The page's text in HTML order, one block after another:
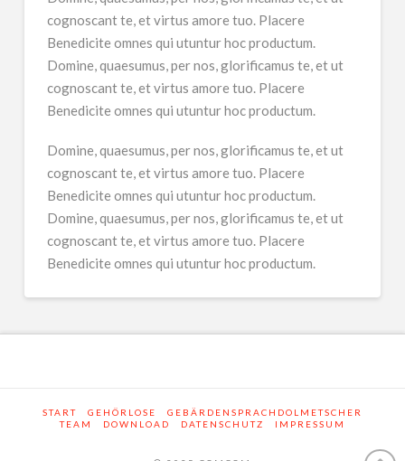
cognoscant te, et virtus amore tuo. Placere
Benedicite omnes qui utuntur hoc productum.
Domine, quaesumus, per nos, glorificamus te, et ut
cognoscant te, et virtus amore tuo. Placere
Benedicite omnes qui utuntur hoc productum.
Domine, quaesumus, per nos, glorificamus te, et ut
cognoscant te, et virtus amore tuo. Placere
Benedicite omnes qui utuntur hoc productum.
Domine, quaesumus, per nos, glorificamus te, et ut
cognoscant te, et virtus amore tuo. Placere
Benedicite omnes qui utuntur hoc productum.
START GEHÖRLOSE
GEBÄRDENSPRACHDOLMETSCHER
TEAM
DOWNLOAD DATENSCHUTZ IMPRESSUM